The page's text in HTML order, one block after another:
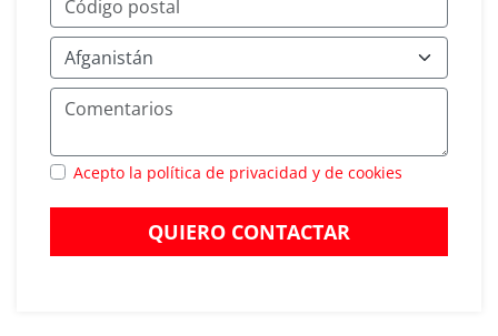
Acepto la política de privacidad y de cookies
QUIERO CONTACTAR